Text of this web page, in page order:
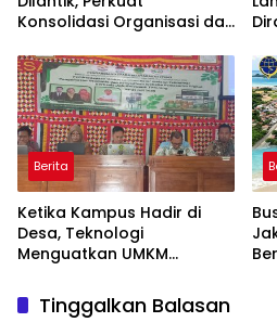
Konsolidasi Organisasi dan
Pengabdian untuk
Masyarakat
Berita
Ketika Kampus Hadir di
Desa, Teknologi
Menguatkan UMKM
Tinggalkan Balasan